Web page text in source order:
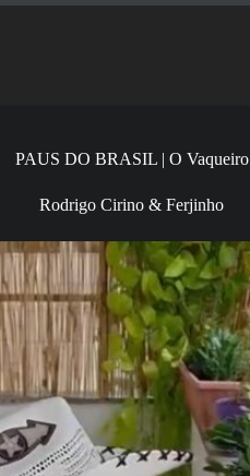
PAUS DO BRASIL | O Vaqueiro
Rodrigo Cirino & Ferjinho